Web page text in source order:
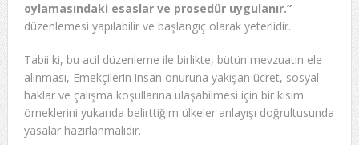
oylamasındaki esaslar ve prosedür uygulanır.”
düzenlemesi yapılabilir ve başlangıç olarak yeterlidir.
Tabii ki, bu acil düzenleme ile birlikte, bütün mevzuatın ele
alınması, Emekçilerin insan onuruna yakışan ücret, sosyal
haklar ve çalışma koşullarına ulaşabilmesi için bir kısım
örneklerini yukarıda belirttiğim ülkeler anlayışı doğrultusunda
yasalar hazırlanmalıdır.